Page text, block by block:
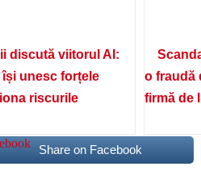
discută viitorul AI:
unesc forțele
riscurile
o fraudă
firmă de
Share on Facebook